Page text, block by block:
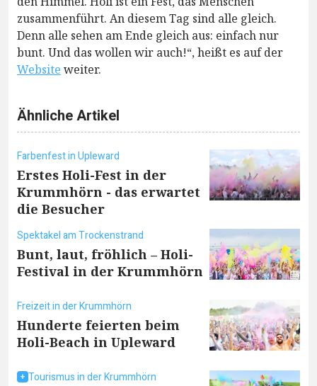
zusammenführt. An diesem Tag sind alle gleich.
Denn alle sehen am Ende gleich aus: einfach nur
bunt. Und das wollen wir auch!“, heißt es auf der
Website weiter.
Ähnliche Artikel
Farbenfest in Upleward
Erstes Holi-Fest in der
Krummhörn - das erwartet
die Besucher
Spektakel am Trockenstrand
Bunt, laut, fröhlich – Holi-
Festival in der Krummhörn
Freizeit in der Krummhörn
Hunderte feierten beim
Holi-Beach in Upleward
Tourismus in der Krummhörn